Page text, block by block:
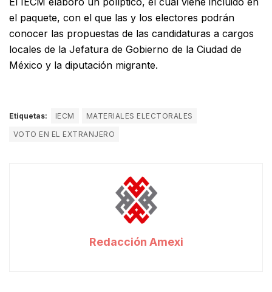
el paquete, con el que las y los electores podrán
conocer las propuestas de las candidaturas a cargos
locales de la Jefatura de Gobierno de la Ciudad de
México y la diputación migrante.
Etiquetas: IECM
MATERIALES ELECTORALES
VOTO EN EL EXTRANJERO
Redacción Amexi